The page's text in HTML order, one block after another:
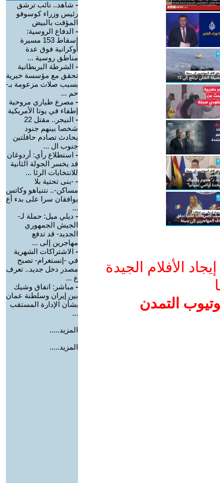
الأفلام الجيدة
التمدن
- شاهد.. نائب ترشق
رئيس وزراء كوسوفو
المؤقت بالبيض
- الدفاع الروسية:
إسقاط 153 مسيرة
أوكرانية فوق عدة
مناطق روسية ...
- الشرطة البريطانية
تحقق مع مؤسسة خيرية
بسبب صلات مزعومة بـ-
حم ...
- مصرع طياري مروحية
إطفاء في يوتا الأمريكية
-
النيجر.. مقتل 22
شخصا بينهم جنود
بحادث تصادم حافلتين
جنوب ال ...
- استطلاع رأي: أردوغان
قد يخسر الجولة الثانية
للانتخابات الرئا ...
- -بنى تحتية بلا
مساكن-.. نتنياهو وكاتس
يوافقان سرا على بدء أع
...
- ديلي ميل: حملة لـ-
الجيش الجمهوري
الجديد- قد تدفع
مهاجرين إلى ...
- الاشتراكات الشهرية
في -إنستغرام- تصبح
مصدر دخل جديد.. تعرف
ع ...
- مباشر: اتفاق وشيك
بين إيران وسلطنة عمان
بشأن الإدارة المستقب
...
المزيد.....
المزيد.....